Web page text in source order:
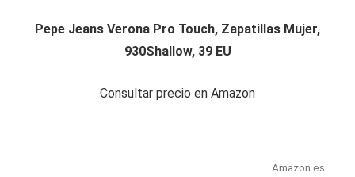
Pepe Jeans Verona Pro Touch, Zapatillas Mujer,
930Shallow, 39 EU
Consultar precio en Amazon
Amazon.es